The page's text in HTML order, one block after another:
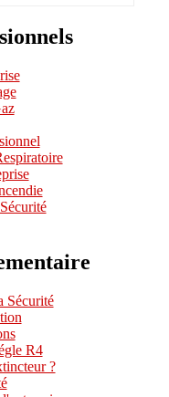
Sécurité
R4
?